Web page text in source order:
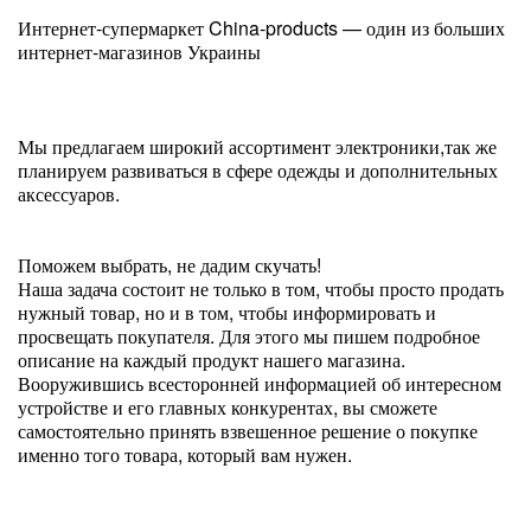
Интернет-супермаркет China-products — один из больших
интернет-магазинов Украины
Мы предлагаем широкий ассортимент электроники,так же
планируем развиваться в сфере одежды и дополнительных
аксессуаров.
Поможем выбрать, не дадим скучать!
Наша задача состоит не только в том, чтобы просто продать
нужный товар, но и в том, чтобы информировать и
просвещать покупателя. Для этого мы пишем подробное
описание на каждый продукт нашего магазина.
Вооружившись всесторонней информацией об интересном
устройстве и его главных конкурентах, вы сможете
самостоятельно принять взвешенное решение о покупке
именно того товара, который вам нужен.